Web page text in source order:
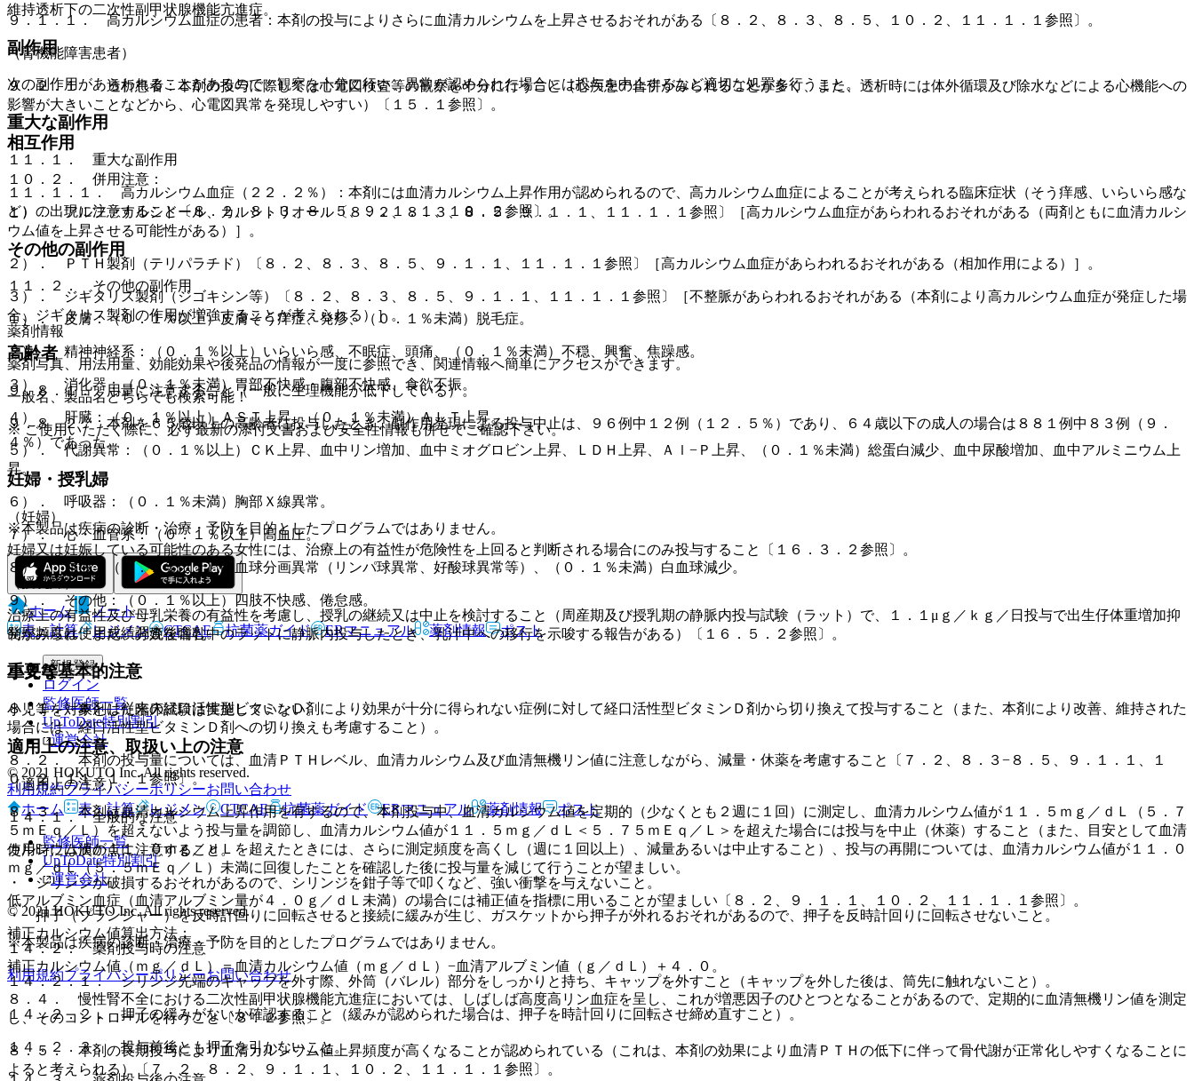
９．１．１． 高カルシウム血症の患者：本剤の投与によりさらに血清カルシウムを上昇させるおそれがある〔８．２、８．３、８．５、１０．２、１１．１．１参照〕。
（腎機能障害患者）
９．２．１． 透析患者：本剤の投与に際しては心電図検査等の観察を十分に行うこと（心疾患の合併がみられることが多く、また、透析時には体外循環及び除水などによる心機能への
影響が大きいことなどから、心電図異常を発現しやすい）〔１５．１参照〕。
相互作用
１０．２． 併用注意：
１）． アルファカルシドール、カルシトリオール〔８．２、８．３、８．５、９．１．１、１１．１．１参照〕［高カルシウム血症があらわれるおそれがある（両剤ともに血清カルシ
ウム値を上昇させる可能性がある）］。
２）． ＰＴＨ製剤（テリパラチド）〔８．２、８．３、８．５、９．１．１、１１．１．１参照〕［高カルシウム血症があらわれるおそれがある（相加作用による）］。
３）． ジギタリス製剤（ジゴキシン等）〔８．２、８．３、８．５、９．１．１、１１．１．１参照〕［不整脈があらわれるおそれがある（本剤により高カルシウム血症が発症した場
合、ジギタリス製剤の作用が増強することが考えられる）］。
高齢者
９．８．１． 用量に注意すること（一般に生理機能が低下している）。
９．８．２． 本剤を６５歳以上の高齢者に投与したとき、副作用発現による投与中止は、９６例中１２例（１２．５％）であり、６４歳以下の成人の場合は８８１例中８３例（９．
４％）であった。
妊婦・授乳婦
（妊婦）
妊婦又は妊娠している可能性のある女性には、治療上の有益性が危険性を上回ると判断される場合にのみ投与すること〔１６．３．２参照〕。
（授乳婦）
治療上の有益性及び母乳栄養の有益性を考慮し、授乳の継続又は中止を検討すること（周産期及び授乳期の静脈内投与試験（ラット）で、１．１μｇ／ｋｇ／日投与で出生仔体重増加抑
制がみられ、また、分娩後哺乳中のラットに静脈内投与したとき、乳汁中への移行を示唆する報告がある）〔１６．５．２参照〕。
小児等
小児等を対象とした臨床試験は実施していない。
適用上の注意、取扱い上の注意
（適用上の注意）
１４．１． 全般的な注意
使用時には次の点に注意すること。
・ シリンジが破損するおそれがあるので、シリンジを鉗子等で叩くなど、強い衝撃を与えないこと。
・ 押子（プランジャー）を反時計回りに回転させると接続に緩みが生じ、ガスケットから押子が外れるおそれがあるので、押子を反時計回りに回転させないこと。
１４．２． 薬剤投与時の注意
１４．２．１． シリンジ先端のキャップを外す際、外筒（バレル）部分をしっかりと持ち、キャップを外すこと（キャップを外した後は、筒先に触れないこと）。
１４．２．２． 押子の緩みがないか確認すること（緩みが認められた場合は、押子を時計回りに回転させ締め直すこと）。
１４．２．３． 投与前後とも押子を引かないこと。
維持透析下の二次性副甲状腺機能亢進症。
副作用
次の副作用があらわれることがあるので、観察を十分に行い、異常が認められた場合には投与を中止するなど適切な処置を行うこと。
重大な副作用
１１．１． 重大な副作用
１１．１．１． 高カルシウム血症（２２．２％）：本剤には血清カルシウム上昇作用が認められるので、高カルシウム血症によることが考えられる臨床症状（そう痒感、いらいら感な
ど）の出現に注意すること〔８．２、８．３、８．５、９．１．１、１０．２参照〕。
その他の副作用
１１．２． その他の副作用
１）． 皮膚：（０．１％以上）皮膚そう痒症、発疹、（０．１％未満）脱毛症。
２）． 精神神経系：（０．１％以上）いらいら感、不眠症、頭痛、（０．１％未満）不穏、興奮、焦躁感。
３）． 消化器：（０．１％未満）胃部不快感・腹部不快感、食欲不振。
４）． 肝臓：（０．１％以上）ＡＳＴ上昇、（０．１％未満）ＡＬＴ上昇。
５）． 代謝異常：（０．１％以上）ＣＫ上昇、血中リン増加、血中ミオグロビン上昇、ＬＤＨ上昇、Ａｌ−Ｐ上昇、（０．１％未満）総蛋白減少、血中尿酸増加、血中アルミニウム上
昇。
６）． 呼吸器：（０．１％未満）胸部Ｘ線異常。
７）． 心・血管系：（０．１％以上）高血圧。
８）． 血液：（０．１％以上）白血球分画異常（リンパ球異常、好酸球異常等）、（０．１％未満）白血球減少。
９）． その他：（０．１％以上）四肢不快感、倦怠感。
発現頻度は使用成績調査を含む。
重要な基本的注意
８．１． 本剤は従来の経口活性型ビタミンＤ剤により効果が十分に得られない症例に対して経口活性型ビタミンＤ剤から切り換えて投与すること（また、本剤により改善、維持された
場合には、経口活性型ビタミンＤ剤への切り換えも考慮すること）。
８．２． 本剤の投与量については、血清ＰＴＨレベル、血清カルシウム及び血清無機リン値に注意しながら、減量・休薬を考慮すること〔７．２、８．３−８．５、９．１．１、１
０．２、１１．１．１参照〕。
８．３． 本剤は血清カルシウム上昇作用を有するので、本剤投与中、血清カルシウム値を定期的（少なくとも２週に１回）に測定し、血清カルシウム値が１１．５ｍｇ／ｄＬ（５．７
５ｍＥｑ／Ｌ）を超えないよう投与量を調節し、血清カルシウム値が１１．５ｍｇ／ｄＬ＜５．７５ｍＥｑ／Ｌ＞を超えた場合には投与を中止（休薬）すること（また、目安として血清
カルシウム値が１１．０ｍｇ／ｄＬを超えたときには、さらに測定頻度を高くし（週に１回以上）、減量あるいは中止すること）、投与の再開については、血清カルシウム値が１１．０
ｍｇ／ｄＬ（５．５ｍＥｑ／Ｌ）未満に回復したことを確認した後に投与量を減じて行うことが望ましい。
低アルブミン血症（血清アルブミン量が４．０ｇ／ｄＬ未満）の場合には補正値を指標に用いることが望ましい〔８．２、９．１．１、１０．２、１１．１．１参照〕。
補正カルシウム値算出方法：
補正カルシウム値（ｍｇ／ｄＬ）＝血清カルシウム値（ｍｇ／ｄＬ）−血清アルブミン値（ｇ／ｄＬ）＋４．０。
８．４． 慢性腎不全における二次性副甲状腺機能亢進症においては、しばしば高度高リン血症を呈し、これが増悪因子のひとつとなることがあるので、定期的に血清無機リン値を測定
し、そのコントロールを行うこと〔８．２参照〕。
８．５． 本剤の長期投与により血清カルシウム値上昇頻度が高くなることが認められている（これは、本剤の効果により血清ＰＴＨの低下に伴って骨代謝が正常化しやすくなることに
よると考えられる）〔７．２、８．２、９．１．１、１０．２、１１．１．１参照〕。
薬剤情報
薬剤写真、用法用量、効能効果や後発品の情報が一度に参照でき、関連情報へ簡単にアクセスができます。
一般名、製品名どちらでも検索可能！
※ ご使用いただく際に、必ず最新の添付文書および安全性情報も併せてご確認下さい。
※本製品は疾病の診断・治療・予防を目的としたプログラムではありません。
ホーム
ノート
表・計算
レジメン CTCAE 抗菌薬ガイド ERマニュアル 薬剤情報 ポスト
新規登録
ログイン
監修医師一覧
UpToDate特別割引
運営会社
© 2021 HOKUTO Inc. All rights reserved.
利用規約プライバシーポリシーお問い合わせ
ホーム
表・計算 レジメン CTCAE 抗菌薬ガイド ERマニュアル 薬剤情報 ポスト
監修医師一覧
UpToDate特別割引
運営会社
© 2021 HOKUTO Inc. All rights reserved.
※本製品は疾病の診断・治療・予防を目的としたプログラムではありません。
利用規約プライバシーポリシーお問い合わせ